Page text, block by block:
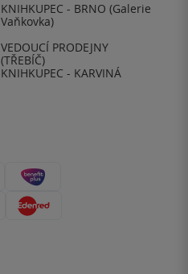
KNIHKUPEC - BRNO (Galerie
Vaňkovka)
VEDOUCÍ PRODEJNY
(TŘEBÍČ)
KNIHKUPEC - KARVINÁ